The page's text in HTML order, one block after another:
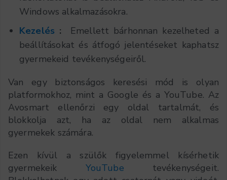
Windows alkalmazásokra.
Kezelés : Emellett bárhonnan kezelheted a
beállításokat és átfogó jelentéseket kaphatsz
gyermekeid tevékenységeiről.
Van egy biztonságos keresési mód is olyan
platformokhoz, mint a Google és a YouTube. Az
Avosmart ellenőrzi egy oldal tartalmát, és
blokkolja azt, ha az oldal nem alkalmas
gyermekek számára.
Ezen kívül a szülők figyelemmel kísérhetik
gyermekeik YouTube tevékenységeit.